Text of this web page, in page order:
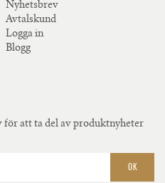
Nyhetsbrev
Avtalskund
Logga in
Blogg
för att ta del av produktnyheter
OK